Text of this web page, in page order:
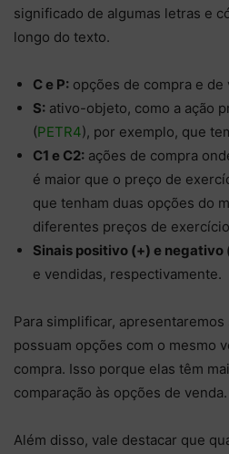
significado de algumas letras e
longo do texto.
C e P: opções de compra e
S: ativo-objeto, como a ação
(PETR4), por exemplo, que
C1 e C2: ações de compra
é maior que o preço de
que tenham duas opções do
diferentes preços de
Sinais positivo (+) e negativo
e vendidas, respectivamente.
Para simplificar,
possuam opções com o mesmo
compra. Isso porque elas têm
comparação às opções de venda.
Além disso, vale destacar que